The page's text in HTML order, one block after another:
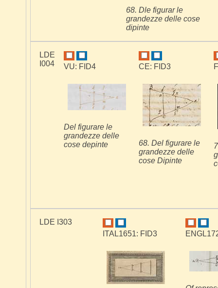
68. Dle figurar le
grandezze delle cose
dipinte
LDE
I004
VU: FID4
Del figurare le
grandezze delle
cose depinte
CE: FID3
68. Del figurare le
grandezze delle
cose Dipinte
LDE I303
ITAL1651: FID3